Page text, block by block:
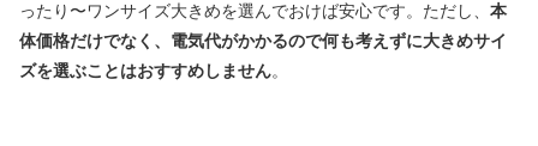
ったり〜ワンサイズ大きめを選んでおけば安心です。ただし、 本
体価格だけでなく、電気代がかかるので何も考えずに大きめサイ
ズを選ぶことはおすすめしません。